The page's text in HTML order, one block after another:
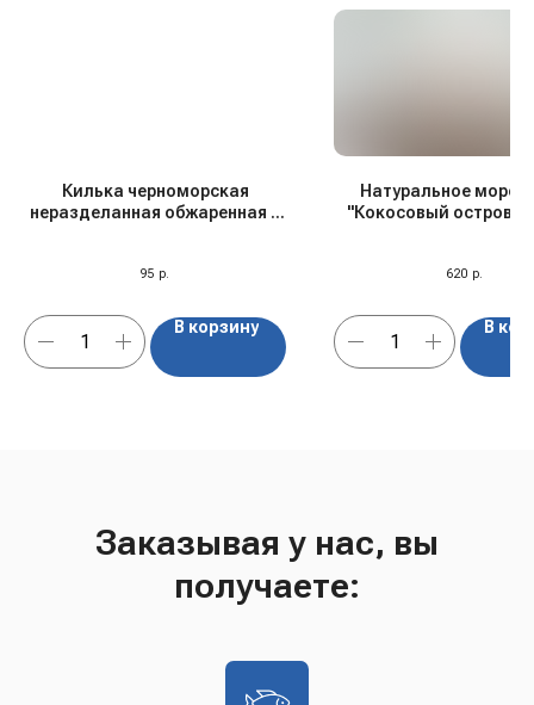
Килька черноморская
неразделанная обжаренная в
95 р.
В корзину
Натуральное
"Кокосовый остров",
620 р.
В
Заказывая у нас, вы
получаете: